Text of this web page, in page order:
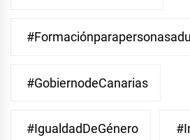
#GobiernodeCanarias
#IgualdadDeGénero